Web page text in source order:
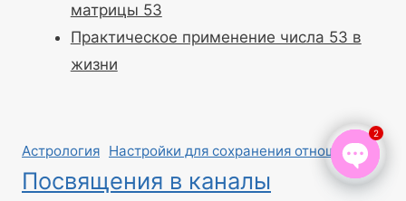
матрицы 53
Практическое применение числа 53 в
жизни
Астрология Настройки для сохранения отношений
Посвящения в каналы Open
2